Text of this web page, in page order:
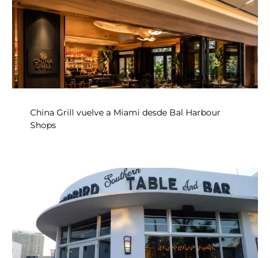
China Grill vuelve a Miami desde Bal Harbour
Shops